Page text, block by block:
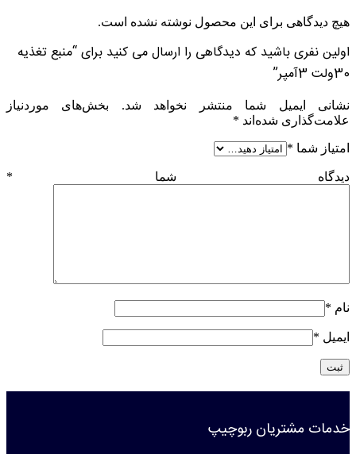
هیچ دیدگاهی برای این محصول نوشته نشده است.
اولین نفری باشید که دیدگاهی را ارسال می کنید برای “منبع تغذیه
30ولت 3آمپر”
نشانی ایمیل شما منتشر نخواهد شد.
بخش‌های موردنیاز
علامت‌گذاری شده‌اند *
امتیاز شما *
دیدگاه شما *
نام *
ایمیل *
خدمات مشتریان ربوچیپ